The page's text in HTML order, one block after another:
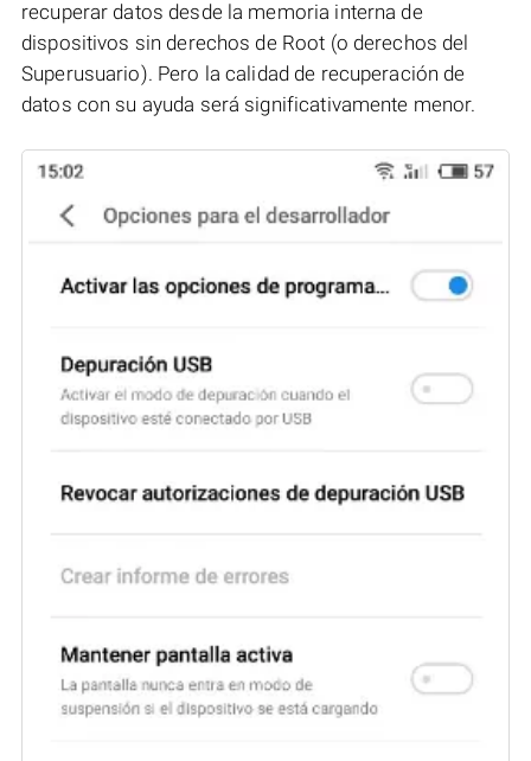
recuperar datos desde la memoria interna de
dispositivos sin derechos de Root (o derechos del
Superusuario). Pero la calidad de recuperación de
datos con su ayuda será significativamente menor.